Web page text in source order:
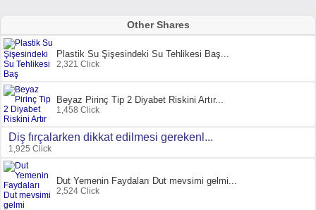
Other Shares
Plastik Su Şişesindeki Su Tehlikesi Baş...
2,321 Click
Beyaz Pirinç Tip 2 Diyabet Riskini Artır...
1,458 Click
Diş fırçalarken dikkat edilmesi gerekenl...
1,925 Click
Dut Yemenin Faydaları Dut mevsimi gelmi...
2,524 Click